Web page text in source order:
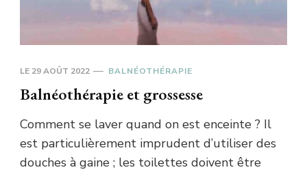
LE 29 AOÛT 2022 BALNÉOTHÉRAPIE
Balnéothérapie et grossesse
Comment se laver quand on est enceinte ? Il
est particulièrement imprudent d’utiliser des
douches à gaine ; les toilettes doivent être